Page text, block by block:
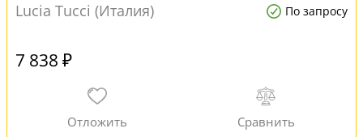
Lucia Tucci (Италия) По запросу
7 838 ₽